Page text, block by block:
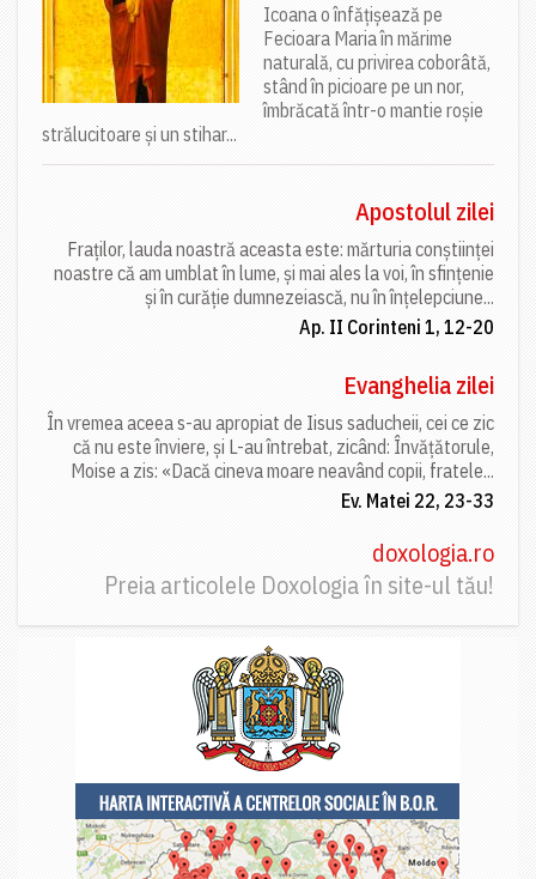
Icoana o înfățișează pe
Fecioara Maria în mărime
naturală, cu privirea coborâtă,
stând în picioare pe un nor,
îmbrăcată într-o mantie roșie
strălucitoare și un stihar...
Apostolul zilei
Fraților, lauda noastră aceasta este: mărturia conștiinței
noastre că am umblat în lume, și mai ales la voi, în sfințenie
și în curăție dumnezeiască, nu în înțelepciune...
Ap. II Corinteni 1, 12-20
Evanghelia zilei
În vremea aceea s-au apropiat de Iisus saducheii, cei ce zic
că nu este înviere, și L-au întrebat, zicând: Învățătorule,
Moise a zis: «Dacă cineva moare neavând copii, fratele...
Ev. Matei 22, 23-33
doxologia.ro
Preia articolele Doxologia în site-ul tău!